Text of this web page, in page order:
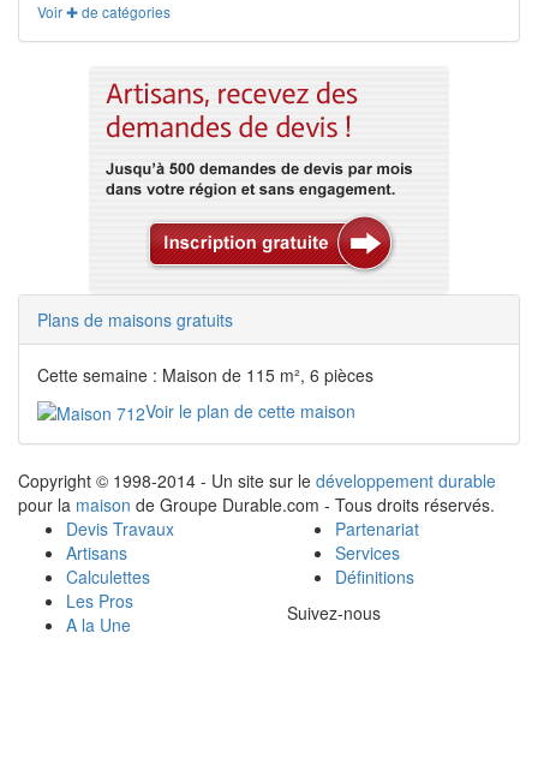
Voir ✚ de catégories
Plans de maisons gratuits
Cette semaine : Maison de 115 m², 6 pièces
Voir le plan de cette maison
Copyright © 1998-2014 - Un site sur le développement durable
pour la maison de Groupe Durable.com - Tous droits réservés.
Devis Travaux
Artisans
Calculettes
Les Pros
A la Une
Partenariat
Services
Définitions
Suivez-nous